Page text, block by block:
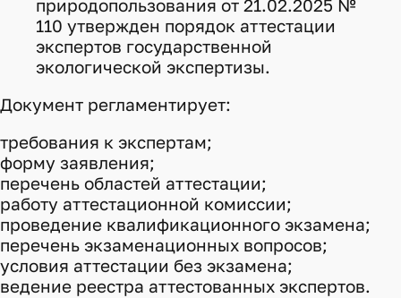
природопользования от 21.02.2025 №
110 утвержден порядок аттестации
экспертов государственной
экологической экспертизы.
Документ регламентирует:
требования к экспертам;
форму заявления;
перечень областей аттестации;
работу аттестационной комиссии;
проведение квалификационного экзамена;
перечень экзаменационных вопросов;
условия аттестации без экзамена;
ведение реестра аттестованных экспертов.